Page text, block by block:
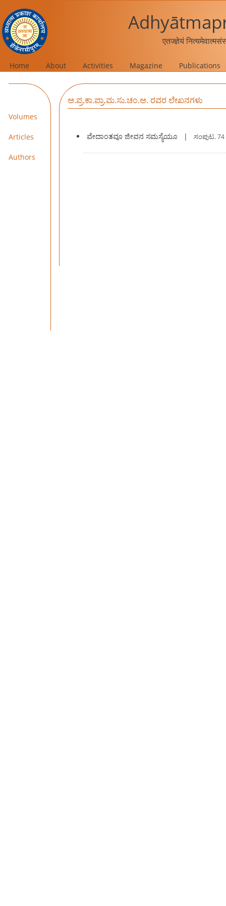
एतज्ज्ञेयं
Home About Activities Magazine Publications
Volumes
Articles
Authors
ಅ.ಪ್ರ.ಕಾ.ಪ್ರಾ.ಮ.ಸು.ಚಂ.ಅ. ರವರ ಲೇಖನಗಳು
ವೇದಾಂತವೂ ಜೀವನ ಸಮಸ್ಯೆಯೂ | ಸಂಪುಟ.74